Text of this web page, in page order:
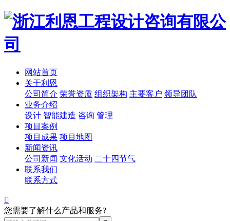
网站首页
关于利恩
公司简介 荣誉资质 组织架构 主要客户 领导团队
业务介绍
设计 智能建造 咨询 管理
项目案例
项目成果 项目地图
新闻资讯
公司新闻 文化活动 二十四节气
联系我们
联系方式

您需要了解什么产品和服务?